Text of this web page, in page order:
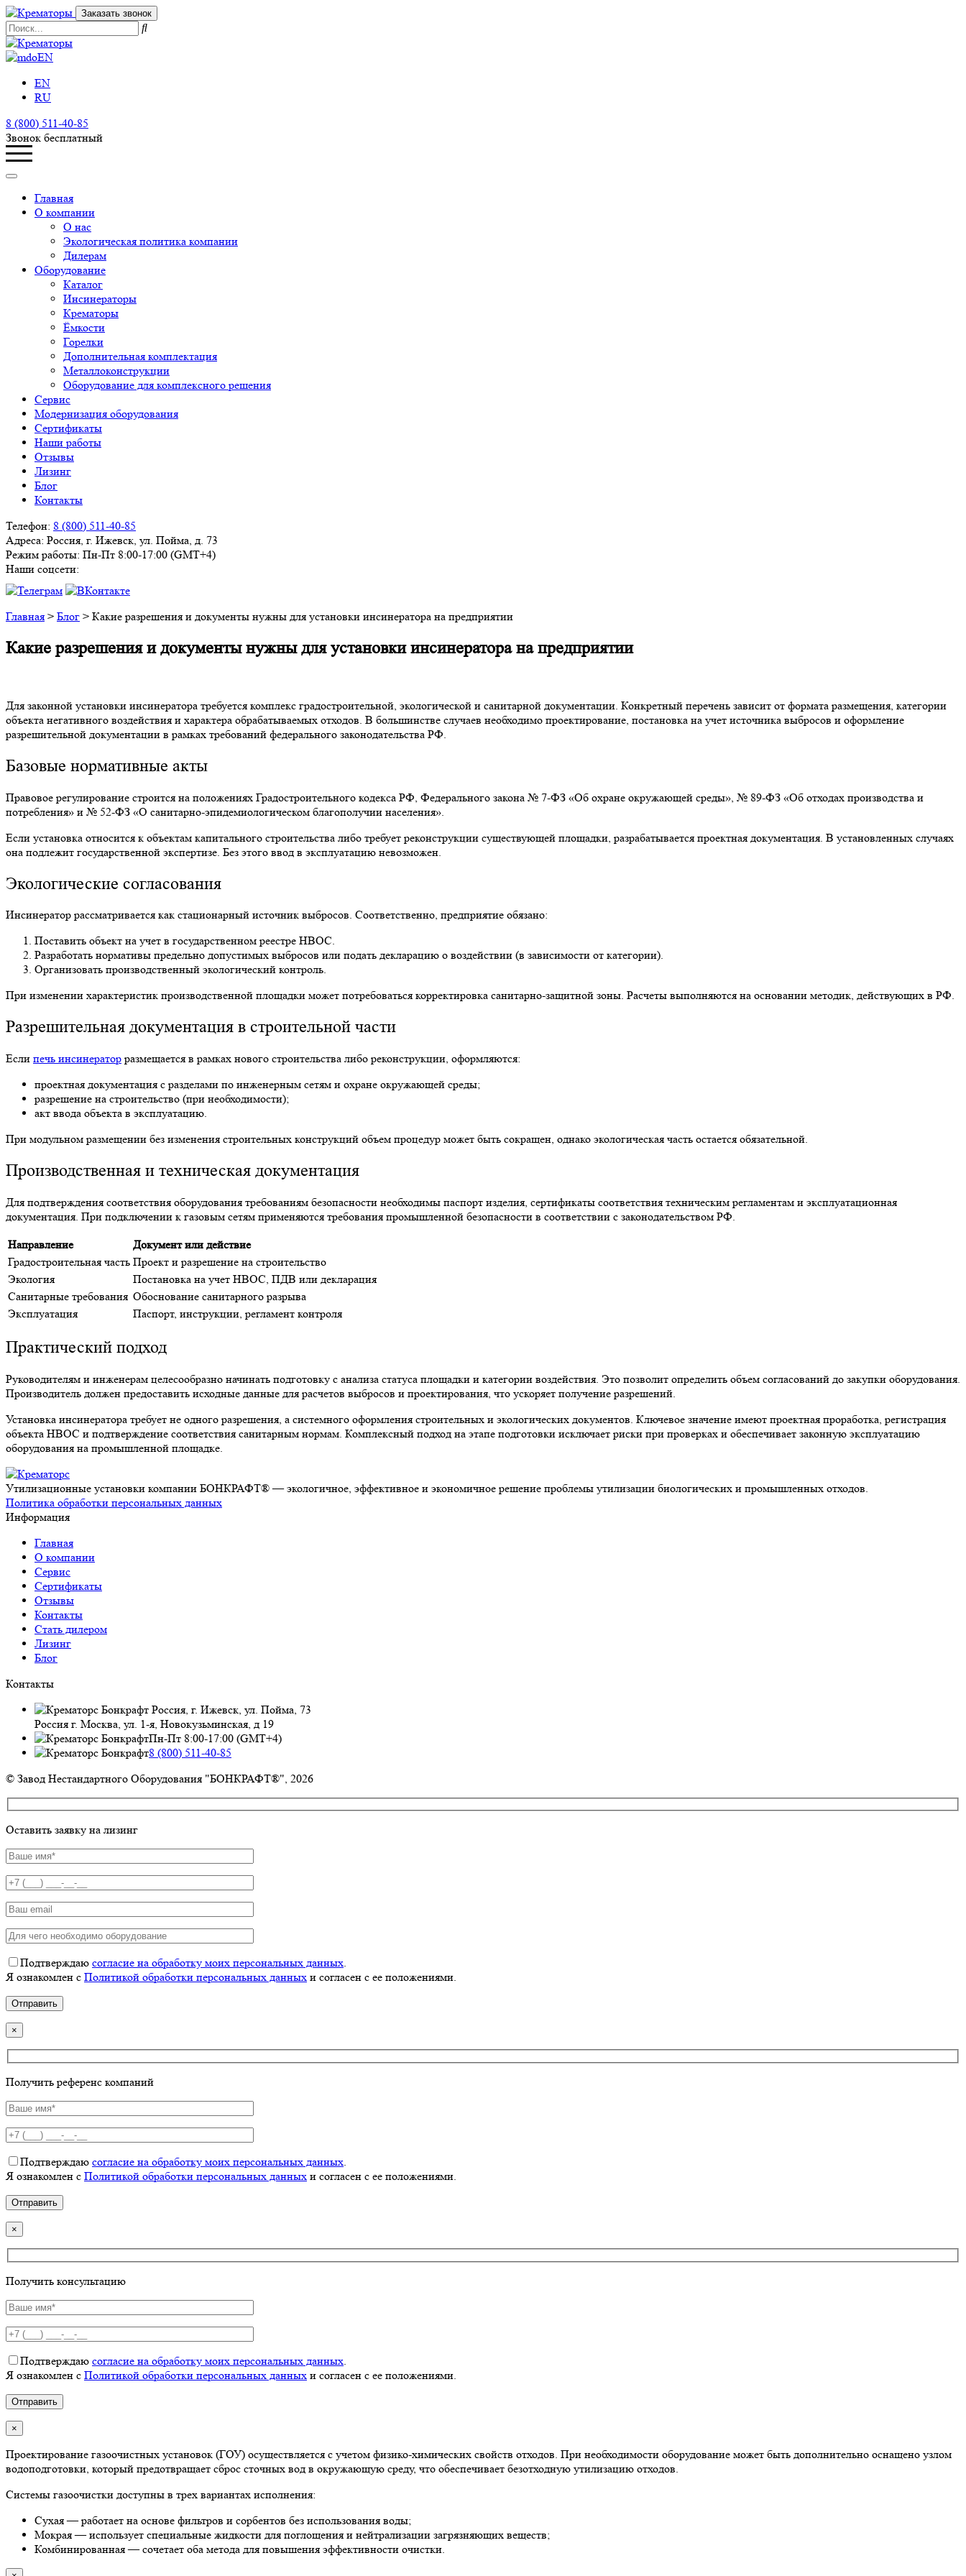
Заказать звонок
EN
EN
RU
8 (800) 511-40-85
Звонок бесплатный
Главная
О компании
О нас
Экологическая политика компании
Дилерам
Оборудование
Каталог
Инсинераторы
Крематоры
Ёмкости
Горелки
Дополнительная комплектация
Металлоконструкции
Оборудование для комплексного решения
Сервис
Модернизация оборудования
Сертификаты
Наши работы
Отзывы
Лизинг
Блог
Контакты
Телефон: 8 (800) 511-40-85
Адреса: Россия, г. Ижевск, ул. Пойма, д. 73
Режим работы: Пн-Пт 8:00-17:00 (GMT+4)
Наши соцсети:
Главная > Блог > Какие разрешения и документы нужны для установки инсинератора на предприятии
Какие разрешения и документы нужны для установки инсинератора на предприятии
Для законной установки инсинератора требуется комплекс градостроительной, экологической и санитарной документации. Конкретный перечень зависит от формата размещения, категории
объекта негативного воздействия и характера обрабатываемых отходов. В большинстве случаев необходимо проектирование, постановка на учет источника выбросов и оформление
разрешительной документации в рамках требований федерального законодательства РФ.
Базовые нормативные акты
Правовое регулирование строится на положениях Градостроительного кодекса РФ, Федерального закона № 7-ФЗ «Об охране окружающей среды», № 89-ФЗ «Об отходах производства и
потребления» и № 52-ФЗ «О санитарно-эпидемиологическом благополучии населения».
Если установка относится к объектам капитального строительства либо требует реконструкции существующей площадки, разрабатывается проектная документация. В установленных случаях
она подлежит государственной экспертизе. Без этого ввод в эксплуатацию невозможен.
Экологические согласования
Инсинератор рассматривается как стационарный источник выбросов. Соответственно, предприятие обязано:
Поставить объект на учет в государственном реестре НВОС.
Разработать нормативы предельно допустимых выбросов или подать декларацию о воздействии (в зависимости от категории).
Организовать производственный экологический контроль.
При изменении характеристик производственной площадки может потребоваться корректировка санитарно-защитной зоны. Расчеты выполняются на основании методик, действующих в РФ.
Разрешительная документация в строительной части
Если печь инсинератор размещается в рамках нового строительства либо реконструкции, оформляются:
проектная документация с разделами по инженерным сетям и охране окружающей среды;
разрешение на строительство (при необходимости);
акт ввода объекта в эксплуатацию.
При модульном размещении без изменения строительных конструкций объем процедур может быть сокращен, однако экологическая часть остается обязательной.
Производственная и техническая документация
Для подтверждения соответствия оборудования требованиям безопасности необходимы паспорт изделия, сертификаты соответствия техническим регламентам и эксплуатационная
документация. При подключении к газовым сетям применяются требования промышленной безопасности в соответствии с законодательством РФ.
Направление
Документ или действие
Градостроительная часть Проект и разрешение на строительство
Экология
Постановка на учет НВОС, ПДВ или декларация
Санитарные требования Обоснование санитарного разрыва
Эксплуатация
Паспорт, инструкции, регламент контроля
Практический подход
Руководителям и инженерам целесообразно начинать подготовку с анализа статуса площадки и категории воздействия. Это позволит определить объем согласований до закупки оборудования.
Производитель должен предоставить исходные данные для расчетов выбросов и проектирования, что ускоряет получение разрешений.
Установка инсинератора требует не одного разрешения, а системного оформления строительных и экологических документов. Ключевое значение имеют проектная проработка, регистрация
объекта НВОС и подтверждение соответствия санитарным нормам. Комплексный подход на этапе подготовки исключает риски при проверках и обеспечивает законную эксплуатацию
оборудования на промышленной площадке.
Утилизационные установки компании БОНКРАФТ® — экологичное, эффективное и экономичное решение проблемы утилизации биологических и промышленных отходов.
Политика обработки персональных данных
Информация
Главная
О компании
Сервис
Сертификаты
Отзывы
Контакты
Стать дилером
Лизинг
Блог
Контакты
Россия, г. Ижевск, ул. Пойма, 73
Россия г. Москва, ул. 1-я, Новокузьминская, д 19
Пн-Пт 8:00-17:00 (GMT+4)
8 (800) 511-40-85
© Завод Нестандартного Оборудования "БОНКРАФТ®", 2026
Оставить заявку на лизинг
Подтверждаю согласие на обработку моих персональных данных.
Я ознакомлен с Политикой обработки персональных данных и согласен с ее положениями.
×
Получить референс компаний
Подтверждаю согласие на обработку моих персональных данных.
Я ознакомлен с Политикой обработки персональных данных и согласен с ее положениями.
×
Получить консультацию
Подтверждаю согласие на обработку моих персональных данных
Я ознакомлен с Политикой обработки персональных данных и согласен с ее положениями.
×
Проектирование газоочистных установок (ГОУ) осуществляется с учетом физико-химических свойств отходов. При необходимости оборудование может быть дополнительно оснащено узлом
водоподготовки, который предотвращает сброс сточных вод в окружающую среду, что обеспечивает безотходную утилизацию отходов.
Системы газоочистки доступны в трех вариантах исполнения:
Сухая — работает на основе фильтров и сорбентов без использования воды;
Мокрая — использует специальные жидкости для поглощения и нейтрализации загрязняющих веществ;
Комбинированная — сочетает оба метода для повышения эффективности очистки.